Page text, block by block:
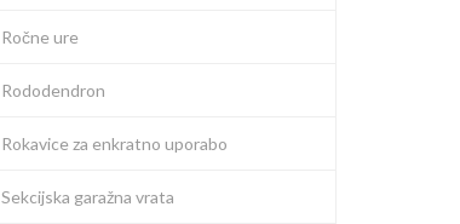
Ročne ure
Rododendron
Rokavice za enkratno uporabo
Sekcijska garažna vrata